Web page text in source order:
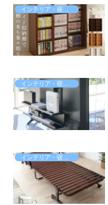
インテリア・寝具・収納
インテリア・寝具・収納
インテリア・寝具・収納